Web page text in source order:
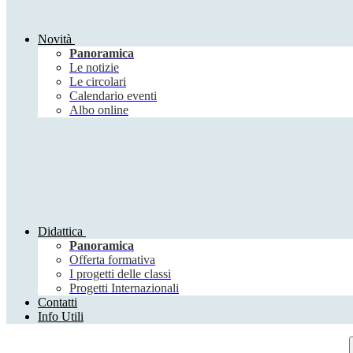
Novità
Panoramica
Le notizie
Le circolari
Calendario eventi
Albo online
Didattica
Panoramica
Offerta formativa
I progetti delle classi
Progetti Internazionali
Contatti
Info Utili